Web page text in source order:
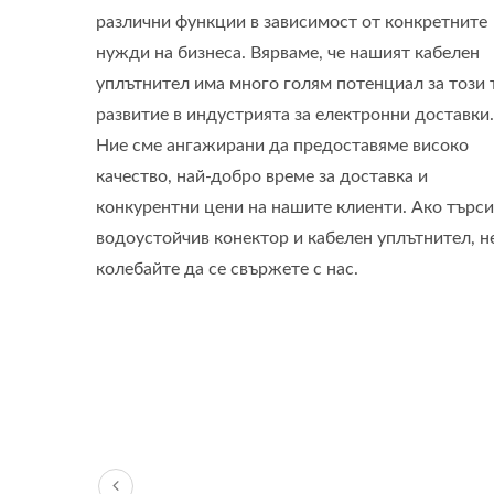
различни функции в зависимост от конкретните
нужди на бизнеса. Вярваме, че нашият кабелен
уплътнител има много голям потенциал за този
развитие в индустрията за електронни доставки.
Ние сме ангажирани да предоставяме високо
качество, най-добро време за доставка и
конкурентни цени на нашите клиенти. Ако
водоустойчив конектор и кабелен уплътнител,
колебайте да се свържете с нас.